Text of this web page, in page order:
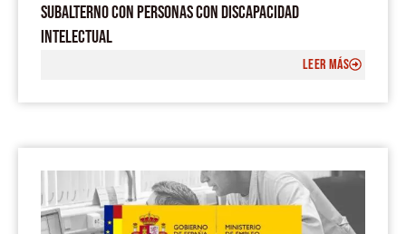
SUBALTERNO CON PERSONAS CON DISCAPACIDAD
INTELECTUAL
LEER MÁS